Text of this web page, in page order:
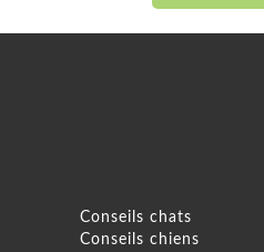
Conseils chats
Conseils chiens